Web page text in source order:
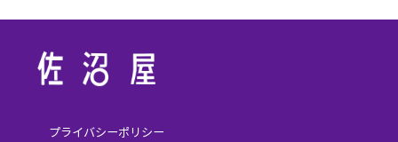
プライバシーポリシー